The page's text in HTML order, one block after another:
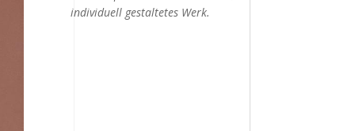
individuell gestaltetes Werk.